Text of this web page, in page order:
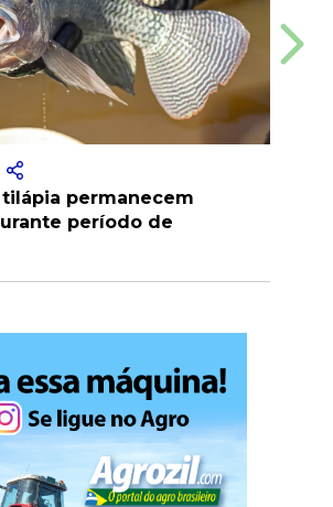
do Pantanal se destaca em
com crescentes